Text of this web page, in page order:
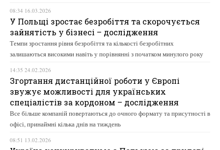
08:34 16.03.2026
У Польщі зростає безробіття та скорочується
зайнятість у бізнесі – дослідження
Темпи зростання рівня безробіття та кількості безробітних
залишаються високими навіть у порівнянні з початком минулого року
14:35 24.02.2026
Згортання дистанційної роботи у Європі
звужує можливості для українських
спеціалістів за кордоном – дослідження
Все більше компаній повертаються до очного формату та присутності в
офісі, принаймні кілька днів на тиждень
08:51 13.02.2026